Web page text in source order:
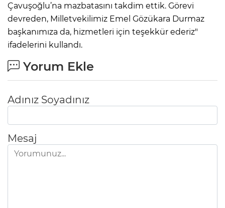
Çavuşoğlu’na mazbatasını takdim ettik. Görevi
devreden, Milletvekilimiz Emel Gözükara Durmaz
başkanımıza da, hizmetleri için teşekkür ederiz"
ifadelerini kullandı.
Yorum Ekle
Adınız Soyadınız
Mesaj